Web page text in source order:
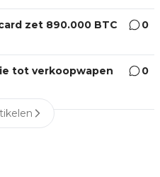
zet 890.000 BTC
0
tot verkoopwapen
0